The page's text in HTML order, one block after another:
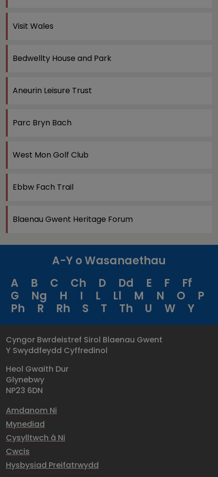
Visit Wales
Bedwellty House and Park
Aneurin Leisure Trust
Parc Bryn Bach
West Mon Golf Club
Ebbw Fach Trail
Blaenau Gwent Heritage Forum
A-Y o Wasanaethau
A
B C Ch D Dd E F
Ff
G
Ng H I L Ll M N O
P
Ph
R Rh S T Th U W Y
Cyngor Bwrdeistref Sirol Blaenau Gwent
Y Swyddfeydd Cyffredinol
Heol Gwaith Dur
Glynebwy
NP23 6DN
Amdanom Ni
Mynediad
Cysylltwch â Ni
Cwcis
Hysbysiad Preifatrwydd